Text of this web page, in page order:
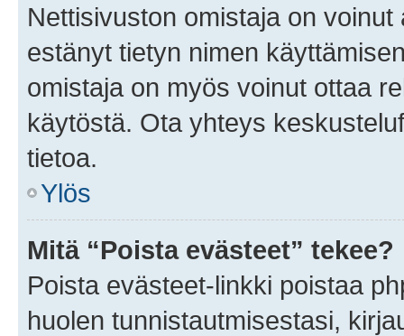
Nettisivuston omistaja on
estänyt tietyn nimen
omistaja on myös voinut ottaa
käytöstä. Ota yhteys
tietoa.
Ylös
Mitä “Poista evästeet” tekee?
Poista evästeet-linkki poistaa
huolen tunnistautmisestasi,